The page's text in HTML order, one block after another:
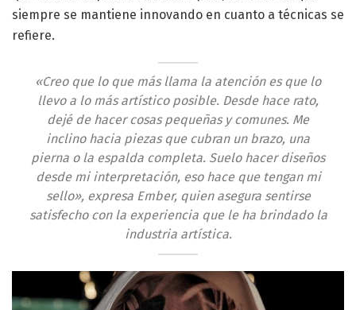
siempre se mantiene innovando en cuanto a técnicas se
refiere.
«Creo que lo que más llama la atención es que lo
llevo a lo más artístico posible. Desde hace rato,
dejé de hacer cosas pequeñas y comunes. Me
inclino hacia piezas que cubran un brazo, una
pierna o la espalda completa. Suelo hacer diseños
desde mi interpretación, eso hace que tengan mi
sello», expresa Ember, quien asegura sentirse
satisfecho con la experiencia que le ha brindado la
industria artística.